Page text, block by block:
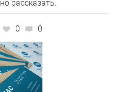
рассказать.
0 0